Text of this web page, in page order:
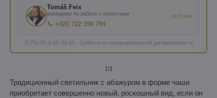
Tomáš Feix
менеджер по работе с клиентами
📞 +420 722 398 794
✉️ Email
🕐 Пн–Пт 8:00–16:00 · Суббота по предварительной договоренности
1/1
Традиционный светильник с абажуром в форме чаши
приобретает совершенно новый, роскошный вид, если он